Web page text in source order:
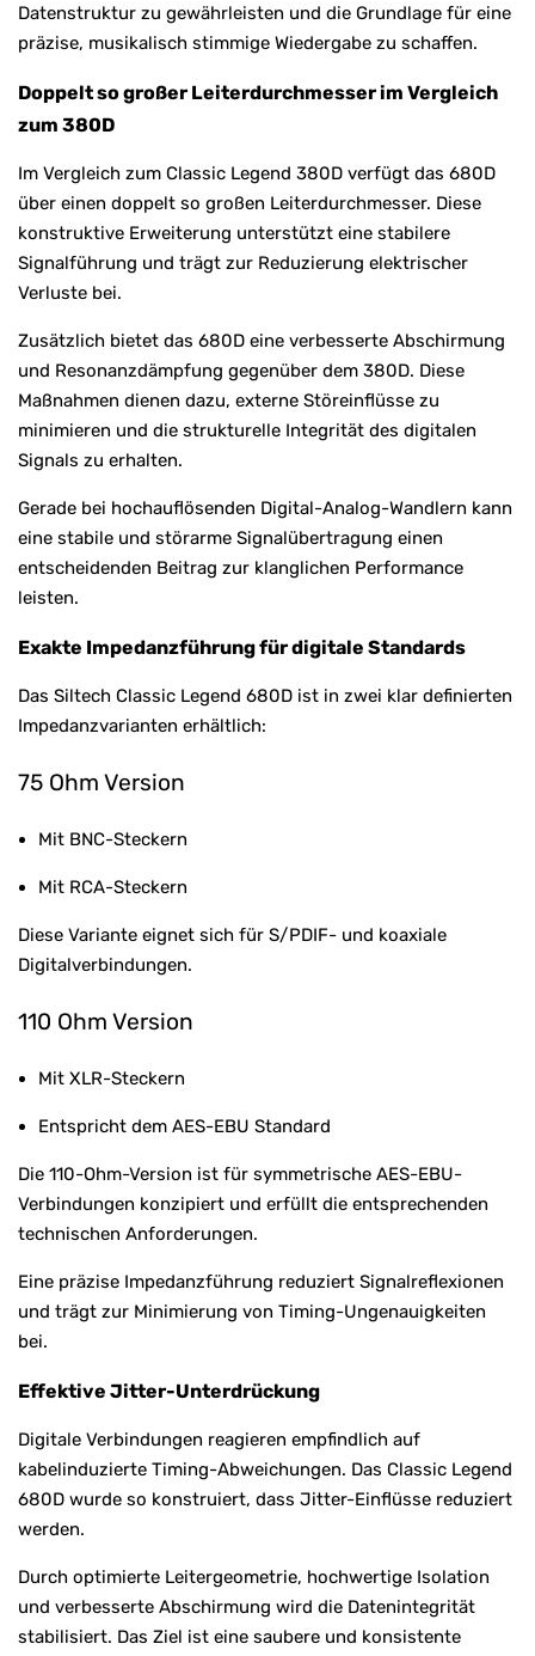
Datenstruktur zu gewährleisten und die Grundlage für eine
präzise, musikalisch stimmige Wiedergabe zu schaffen.
Doppelt so großer Leiterdurchmesser im Vergleich
zum 380D
Im Vergleich zum Classic Legend 380D verfügt das 680D
über einen doppelt so großen Leiterdurchmesser. Diese
konstruktive Erweiterung unterstützt eine stabilere
Signalführung und trägt zur Reduzierung elektrischer
Verluste bei.
Zusätzlich bietet das 680D eine verbesserte Abschirmung
und Resonanzdämpfung gegenüber dem 380D. Diese
Maßnahmen dienen dazu, externe Störeinflüsse zu
minimieren und die strukturelle Integrität des digitalen
Signals zu erhalten.
Gerade bei hochauflösenden Digital-Analog-Wandlern kann
eine stabile und störarme Signalübertragung einen
entscheidenden Beitrag zur klanglichen Performance
leisten.
Exakte Impedanzführung für digitale Standards
Das Siltech Classic Legend 680D ist in zwei klar definierten
Impedanzvarianten erhältlich:
75 Ohm Version
Mit BNC-Steckern
Mit RCA-Steckern
Diese Variante eignet sich für S/PDIF- und koaxiale
Digitalverbindungen.
110 Ohm Version
Mit XLR-Steckern
Entspricht dem AES-EBU Standard
Die 110-Ohm-Version ist für symmetrische AES-EBU-
Verbindungen konzipiert und erfüllt die entsprechenden
technischen Anforderungen.
Eine präzise Impedanzführung reduziert Signalreflexionen
und trägt zur Minimierung von Timing-Ungenauigkeiten
bei.
Effektive Jitter-Unterdrückung
Digitale Verbindungen reagieren empfindlich auf
kabelinduzierte Timing-Abweichungen. Das Classic Legend
680D wurde so konstruiert, dass Jitter-Einflüsse reduziert
werden.
Durch optimierte Leitergeometrie, hochwertige Isolation
und verbesserte Abschirmung wird die Datenintegrität
stabilisiert. Das Ziel ist eine saubere und konsistente